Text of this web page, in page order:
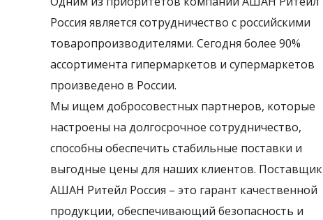
Россия является сотрудничество с российскими
товаропроизводителями. Сегодня более 90%
ассортимента гипермаркетов и супермаркетов
произведено в России.
Мы ищем добросовестных партнеров, которые
настроены на долгосрочное сотрудничество,
способны обеспечить стабильные поставки и
выгодные цены для наших клиентов. Поставщик
АШАН Ритейл Россия – это гарант качественной
продукции, обеспечивающий безопасность и